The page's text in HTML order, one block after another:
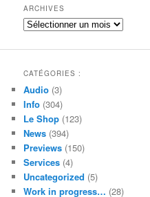
h
e
ARCHIVES
Archives
CATÉGORIES :
Audio (3)
Info (304)
Le Shop (123)
News (394)
Previews (150)
Services (4)
Uncategorized (5)
Work in progress… (28)